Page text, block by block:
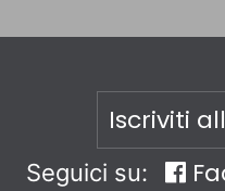
Iscriviti
Seguici su: